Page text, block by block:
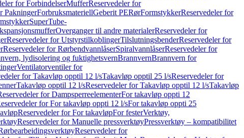
for ForbindelserMufferReservedeler for
PakningerForbruksmateriellGeberit PERørFormstykkerReservedeler for
SuperTube-
Overganger til andre materialerReservedeler for
Reservedeler for UtstyrstilkoblingerTilslutningsbenderReservedeler for
Reservedeler for RørbendvannlåserSpiralvannlåserReservedeler for
lydisolering og fuktighetsvernBrannvernBrannvern for
Ventilatorventiler for
for Takavløp opptil 12 l/sTakavløp opptil 25 l/sReservedeler for
Takavløp opptil 12 l/sReservedeler for Takavløp opptil 12 l/sTakavløp
for DampsperreelementerFor takavløp oppti 12
for For takavløp oppti 12 l/sFor takavløp oppti 25
Reservedeler for For takavløpFor festerVerktøy,
Reservedeler for Manuelle pressverktøyPressverktøy – kompatibilitet
Reservedeler for